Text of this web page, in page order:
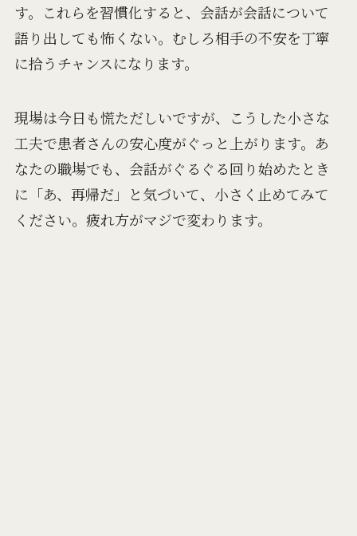
す。これらを習慣化すると、会話が会話について
語り出しても怖くない。むしろ相手の不安を丁寧
に拾うチャンスになります。
現場は今日も慌ただしいですが、こうした小さな
工夫で患者さんの安心度がぐっと上がります。あ
なたの職場でも、会話がぐるぐる回り始めたとき
に「あ、再帰だ」と気づいて、小さく止めてみて
ください。疲れ方がマジで変わります。